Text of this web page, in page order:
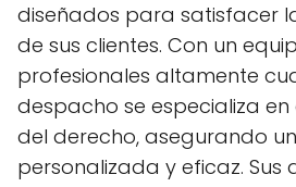
diseñados para satisfacer
de sus clientes. Con un
profesionales altamente
despacho se especializa
del derecho, asegurando
personalizada y eficaz. Sus